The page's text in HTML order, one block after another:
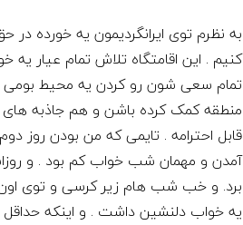
به نظرم توی ایرانگردیمون یه خورده
کنیم . این اقامتگاه تلاش تمام عیار
تمام سعی شون رو کردن یه محیط بومی
منطقه کمک کرده باشن و هم جاذبه
قابل احترامه . تایمی که من بودن روز
آمدن و مهمان شب خواب کم بود . و
برد. و خب شب هام زیر کرسی و توی اون
یه خواب دلنشین داشت . و اینکه